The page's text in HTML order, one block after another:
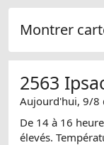
Montrer
2563
Aujourd'hui, 9/8
De 14 à 16
élevés.